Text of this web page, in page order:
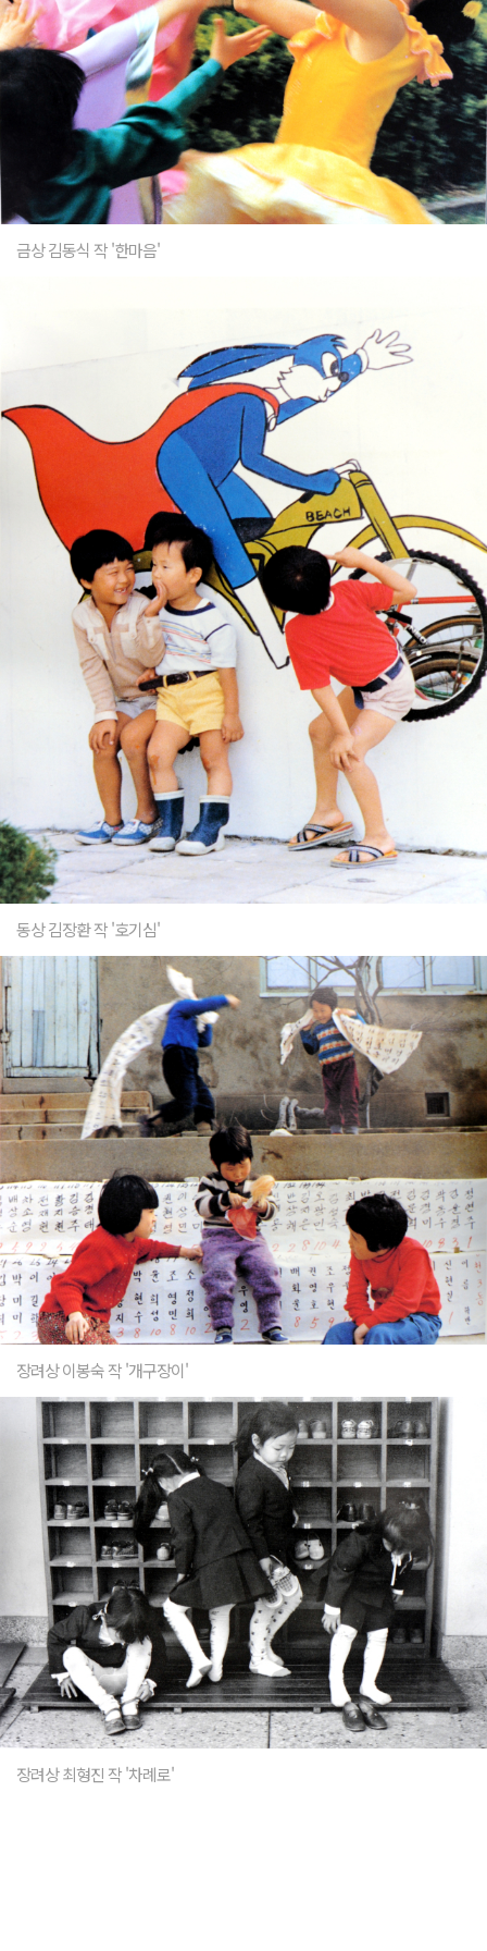
금상 김동식 작 '한마음'
동상 김장환 작 '호기심'
장려상 이봉숙 작 '개구장이'
장려상 최형진 작 '차례로'